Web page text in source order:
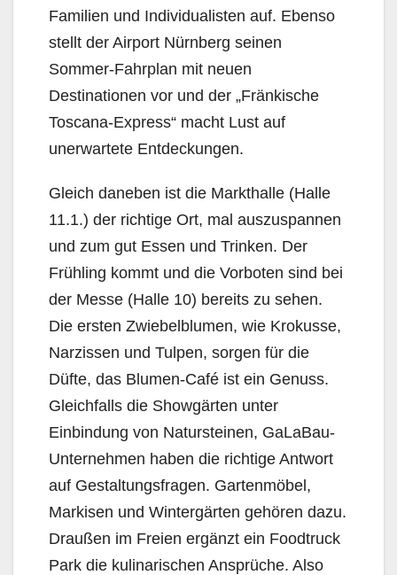
Familien und Individualisten auf. Ebenso
stellt der Airport Nürnberg seinen
Sommer-Fahrplan mit neuen
Destinationen vor und der „Fränkische
Toscana-Express“ macht Lust auf
unerwartete Entdeckungen.
Gleich daneben ist die Markthalle (Halle
11.1.) der richtige Ort, mal auszuspannen
und zum gut Essen und Trinken. Der
Frühling kommt und die Vorboten sind bei
der Messe (Halle 10) bereits zu sehen.
Die ersten Zwiebelblumen, wie Krokusse,
Narzissen und Tulpen, sorgen für die
Düfte, das Blumen-Café ist ein Genuss.
Gleichfalls die Showgärten unter
Einbindung von Natursteinen, GaLaBau-
Unternehmen haben die richtige Antwort
auf Gestaltungsfragen. Gartenmöbel,
Markisen und Wintergärten gehören dazu.
Draußen im Freien ergänzt ein Foodtruck
Park die kulinarischen Ansprüche. Also